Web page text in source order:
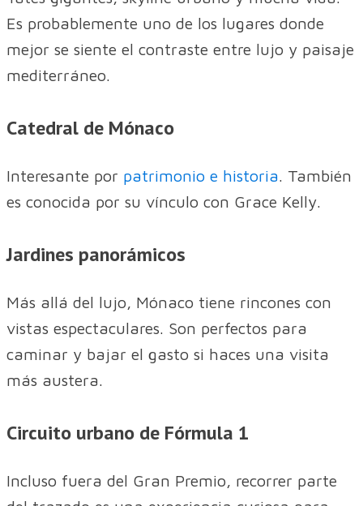
Es probablemente uno de los lugares donde
mejor se siente el contraste entre lujo y paisaje
mediterráneo.
Catedral de Mónaco
Interesante por patrimonio e historia. También
es conocida por su vínculo con Grace Kelly.
Jardines panorámicos
Más allá del lujo, Mónaco tiene rincones con
vistas espectaculares. Son perfectos para
caminar y bajar el gasto si haces una visita
más austera.
Circuito urbano de Fórmula 1
Incluso fuera del Gran Premio, recorrer parte